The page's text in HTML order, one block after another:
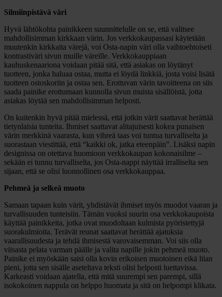
Silmiinpistävä väri
Hyvä lähtökohta painikkeen suunnittelulle on se, että valitsee
mahdollisimman kirkkaan värin. Jos verkkokaupassasi käytetään
muutenkin kirkkaita värejä, voi Osta-napin väri olla vaihtoehtoiseti
kontrastiväri sivun muille väreille. Verkkokauppiaan
kauhuskenaariona voidaan pitää sitä, että asiakas on löytänyt
tuotteen, jonka haluaa ostaa, mutta ei löydä linkkiä, josta voisi lisätä
tuotteen ostoskoriin ja ostaa sen. Erottuvan värin tavoitteena on siis
saada painike erottumaan kunnolla sivun muista sisällöistä, jotta
asiakas löytää sen mahdollisimman helposti.
On kuitenkin hyvä pitää mielessä, että jotkin värit saattavat herättää
tietynlaisia tunteita. Ihmiset saattavat alitajuisesti kokea punaisen
värin merkkinä vaarasta, kun vihreä taas voi tuntua turvalliselta ja
suorastaan viestittää, että “kaikki ok, jatka eteenpäin”. Lisäksi napin
designissa on otettava huomioon verkkokaupan kokonaisilme –
sekään ei tunnu turvalliselta, jos Osta-nappi näyttää irralliselta sen
sijaan, että se olisi luonnollinen osa verkkokauppaa.
Pehmeä ja selkeä muoto
Samaan tapaan kuin värit, yhdistävät ihmiset myös muodot vaaran ja
turvallisuuden tunteisiin. Tämän vuoksi suurin osa verkkokaupoista
käyttää painikkeita, jotka ovat muodoltaan kulmista pyöristettyjä
suorakulmioita. Terävät reunat saattavat herättää ajatuksia
vaarallisuudesta ja tehdä ihmisestä varovaisemman. Voi siis olla
viisasta pelata varman päälle ja valita napille jokin pehmeä muoto.
Painike ei myöskään saisi olla kovin erikoisen muotoinen eikä liian
pieni, jotta sen sisälle aseteltava teksti olisi helposti luettavissa.
Karkeasti voidaan ajatella, että mitä suurempi sen parempi, sillä
isokokoinen nappula on helppo huomata ja sitä on helpompi klikata.